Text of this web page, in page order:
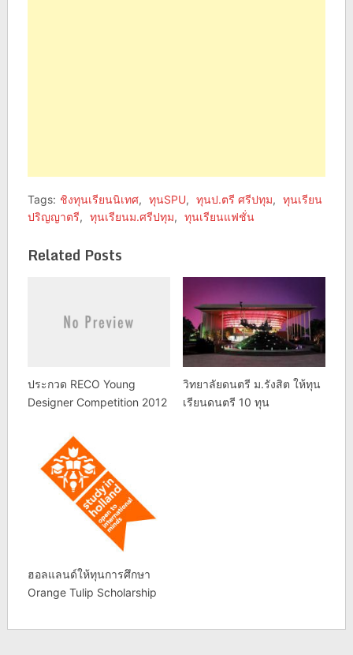
Tags: ชิงทุนเรียนนิเทศ, ทุนSPU, ทุนป.ตรี ศรีปทุม, ทุนเรียน
ปริญญาตรี, ทุนเรียนม.ศรีปทุม, ทุนเรียนแฟชั่น
Related Posts
ประกวด RECO Young
Designer Competition 2012
วิทยาลัยดนตรี ม.รังสิต ให้ทุน
เรียนดนตรี 10 ทุน
ฮอลแลนด์ให้ทุนการศึกษา
Orange Tulip Scholarship